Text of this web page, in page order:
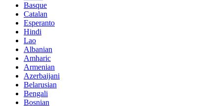
Basque
Catalan
Esperanto
Hindi
Lao
Albanian
Amharic
Armenian
Azerbaijani
Belarusian
Bengali
Bosnian